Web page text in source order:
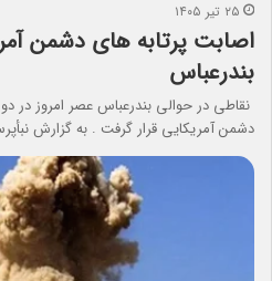
۲۵ تیر ۱۴۰۵
اصابت پرتابه های دشمن
بندرعباس
نقاطی در حوالی بندرعباس عصر امروز در
دشمن آمریکایی قرار گرفت . به گزارش